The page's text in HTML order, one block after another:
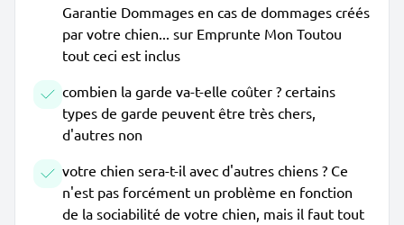
Garantie Dommages en cas de dommages créés
par votre chien... sur Emprunte Mon Toutou
tout ceci est inclus
combien la garde va-t-elle coûter ? certains
types de garde peuvent être très chers,
d'autres non
votre chien sera-t-il avec d'autres chiens ? Ce
n'est pas forcément un problème en fonction
de la sociabilité de votre chien, mais il faut tout